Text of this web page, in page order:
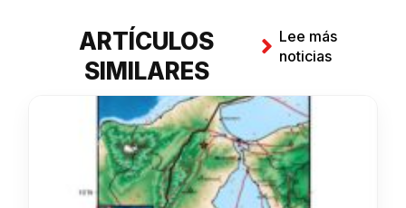
ARTÍCULOS
SIMILARES
Lee más
noticias